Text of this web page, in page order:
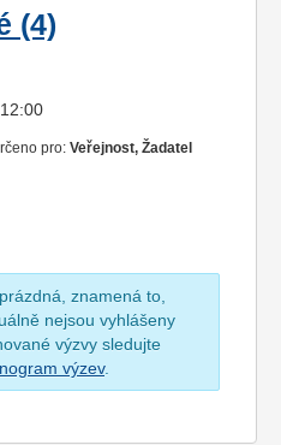
(4)
pro: Veřejnost, Žadatel
znamená to,
nejsou vyhlášeny
výzvy sledujte
výzev.